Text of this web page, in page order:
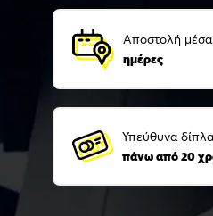
Αποστολή
ημέρες
Υπεύθυνα
πάνω από 20